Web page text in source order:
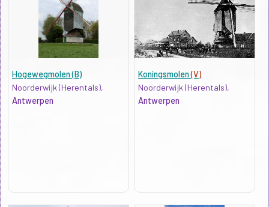
Hogewegmolen (B)
Noorderwijk (Herentals),
Antwerpen
Koningsmolen(V)
Noorderwijk (Herentals),
Antwerpen